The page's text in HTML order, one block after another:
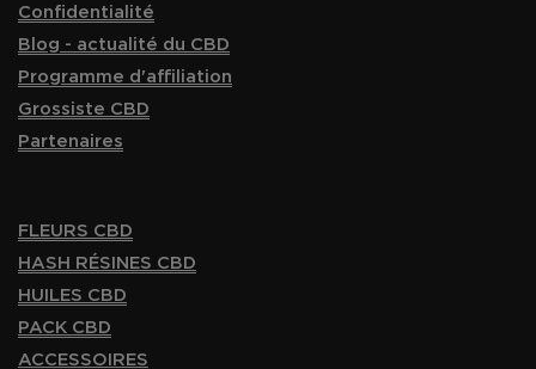
Confidentialité
Blog - actualité du CBD
Programme d'affiliation
Grossiste CBD
Partenaires
FLEURS CBD
HASH RÉSINES CBD
HUILES CBD
PACK CBD
ACCESSOIRES